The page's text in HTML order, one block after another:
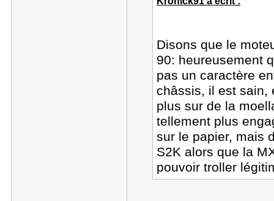
Disons que le
90: heureusement
pas un caractère
châssis, il est sain,
plus sur de la
tellement plus
sur le papier, mais
S2K alors que la
pouvoir troller